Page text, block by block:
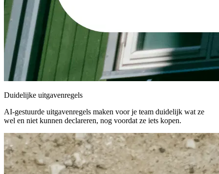
Duidelijke uitgavenregels
AI-gestuurde uitgavenregels maken voor je team duidelijk wat ze
wel en niet kunnen declareren, nog voordat ze iets kopen.